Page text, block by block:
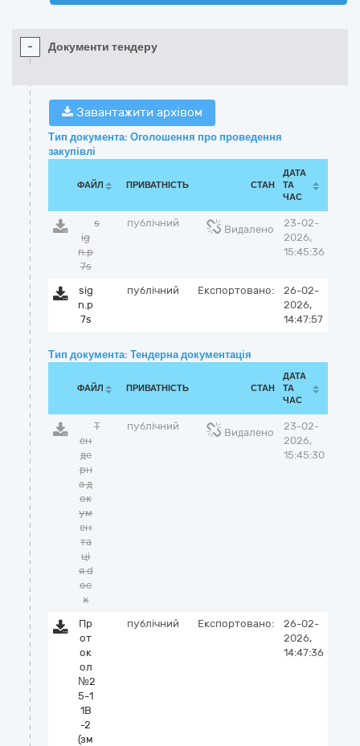
- Документи тендеру
Завантажити архівом
Тип документа: Оголошення про проведення
закупівлі
ФАЙЛ ПРИВАТНІСТЬ СТАН
ДАТА
ТА
ЧАС
s
ig
n.p
7s
публічний
Видалено
23-02-
2026,
15:45:36
sig
n.p
7s
публічний Експортовано:
26-02-
2026,
14:47:57
Тип документа: Тендерна документація
ФАЙЛ ПРИВАТНІСТЬ СТАН
ДАТА
ТА
ЧАС
Т
ен
де
рн
а д
ок
ум
ен
та
ці
я.d
oc
x
публічний
Видалено
23-02-
2026,
15:45:30
Пр
от
ок
ол
№2
5-1
1В
-2
(зм
публічний Експортовано:
26-02-
2026,
14:47:36